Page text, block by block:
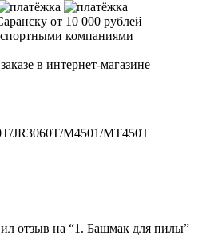
от 10 000 рублей
компаниями
в интернет-магазине
JR3060T/M4501/MT450T
отзыв на “1. Башмак для пилы”